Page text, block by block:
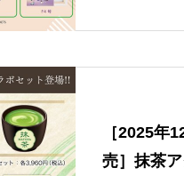
［2025年
売］抹茶